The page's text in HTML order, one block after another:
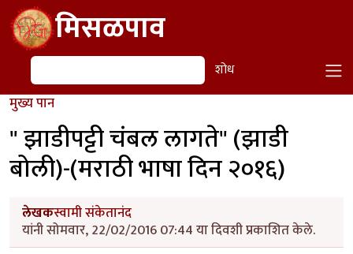
Skip to main contentमिसळपाव
शोध शोध
मुख्य पान
" झाडीपट्टी चंबल लागते" (झाडी
बोली)-(मराठी भाषा दिन २०१६)
लेखकस्वामी संकेतानंद
यांनी सोमवार, 22/02/2016 07:44 या दिवशी प्रकाशित केले.